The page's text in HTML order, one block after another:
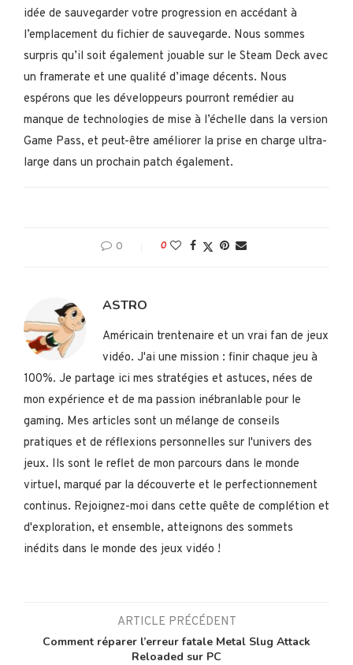
idée de sauvegarder votre progression en accédant à
l’emplacement du fichier de sauvegarde. Nous sommes
surpris qu’il soit également jouable sur le Steam Deck avec
un framerate et une qualité d’image décents. Nous
espérons que les développeurs pourront remédier au
manque de technologies de mise à l’échelle dans la version
Game Pass, et peut-être améliorer la prise en charge ultra-
large dans un prochain patch également.
0 0
ASTRO
Américain trentenaire et un vrai fan de jeux
vidéo. J'ai une mission : finir chaque jeu à
100%. Je partage ici mes stratégies et astuces, nées de
mon expérience et de ma passion inébranlable pour le
gaming. Mes articles sont un mélange de conseils
pratiques et de réflexions personnelles sur l'univers des
jeux. Ils sont le reflet de mon parcours dans le monde
virtuel, marqué par la découverte et le perfectionnement
continus. Rejoignez-moi dans cette quête de complétion et
d'exploration, et ensemble, atteignons des sommets
inédits dans le monde des jeux vidéo !
ARTICLE PRÉCÉDENT
Comment réparer l’erreur fatale Metal Slug Attack
Reloaded sur PC